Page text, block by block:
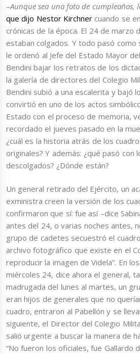
–Aunque sea una foto de cumpleaños,
que dijo Nestor Kirchnercuando se
crónicas de la época. El 24 de marzo
estaban colgados. Y todo pasó como
le ordenó al Jefe del Estado Mayor
Bendini bajar los retratos de los
la galería de directores del Colegio
Bendini subió a una escalerita y bajó
convirtió en uno de los actos
Estado con el proceso de memoria,
recordado el jueves pasado en la
¿cuál es la historia atrás de los
originales? Y además: ¿qué pasó con
descolgados? ¿Dónde están?
Un general retirado del Ejército, un
exministra creen la versión de los
confirmaron que sí: fue así –dice
antes del 24, o varias noches antes,
grupo de cadetes secuestró el
archivo fotográfico que existe en el
reproducir la imagen de Videla”. En
miércoles 24, dice ahora el general,
madrugada del lunes al martes, un
eran hijos de generales que no
cuadro, entraron al Pabellón y se
siguiente, el Director del Colegio
salió urgente a buscar la manera de
“No fueron los oficiales, fue Gallardo